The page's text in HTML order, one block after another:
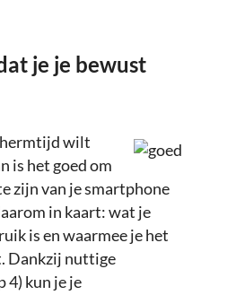
je je bewust
wilt
is het goed om
zijn van je smartphone
in kaart: wat je
is en waarmee je het
Dankzij nuttige
4) kun je je